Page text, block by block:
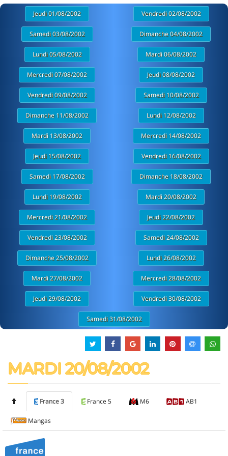
Jeudi 01/08/2002 Vendredi 02/08/2002
Samedi 03/08/2002 Dimanche 04/08/2002
Lundi 05/08/2002 Mardi 06/08/2002
Mercredi 07/08/2002 Jeudi 08/08/2002
Vendredi 09/08/2002 Samedi 10/08/2002
Dimanche 11/08/2002 Lundi 12/08/2002
Mardi 13/08/2002 Mercredi 14/08/2002
Jeudi 15/08/2002 Vendredi 16/08/2002
Samedi 17/08/2002 Dimanche 18/08/2002
Lundi 19/08/2002 Mardi 20/08/2002
Mercredi 21/08/2002 Jeudi 22/08/2002
Vendredi 23/08/2002 Samedi 24/08/2002
Dimanche 25/08/2002 Lundi 26/08/2002
Mardi 27/08/2002 Mercredi 28/08/2002
Jeudi 29/08/2002 Vendredi 30/08/2002
Samedi 31/08/2002
MARDI 20/08/2002
France 3 France 5 M6 AB1
Mangas